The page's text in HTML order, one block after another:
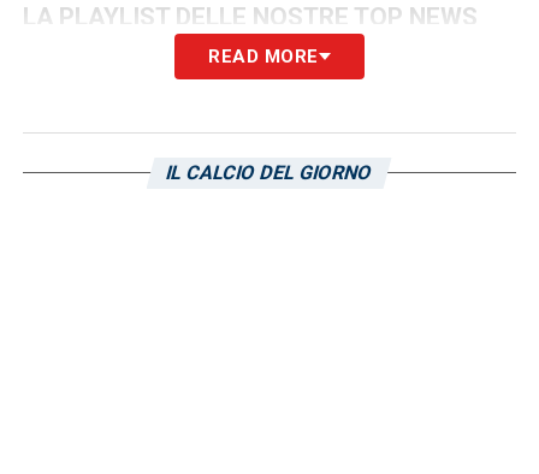
LA PLAYLIST DELLE NOSTRE TOP NEWS
READ MORE
IL CALCIO DEL GIORNO